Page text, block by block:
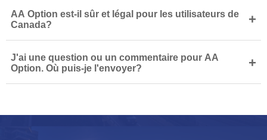
AA Option est-il sûr et légal pour les utilisateurs de
Canada?
+
J'ai une question ou un commentaire pour AA
Option. Où puis-je l'envoyer?
+